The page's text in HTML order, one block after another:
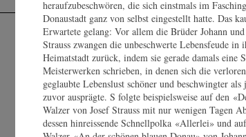
heraufzubeschwören, die sich einstmals im
Donaustadt ganz von selbst eingestellt hatte. Das
Erwartete gelang: Vor allem die Brüder Johann und
Strauss zwangen die unbeschwerte Lebensfeude in
Heimatstadt zurück, indem sie gerade damals eine
Meisterwerken schrieben, in denen sich die verloren
geglaubte Lebenslust schöner und beschwingter als
zuvor ausprägte. S folgte beispielsweise auf den
Walzer von Josef Strauss mit nur wenigen Tagen
dessen hinreissende Schnellpolka «Allerlei» und
Heinz Sandauer
Lebenslauf
Webseite